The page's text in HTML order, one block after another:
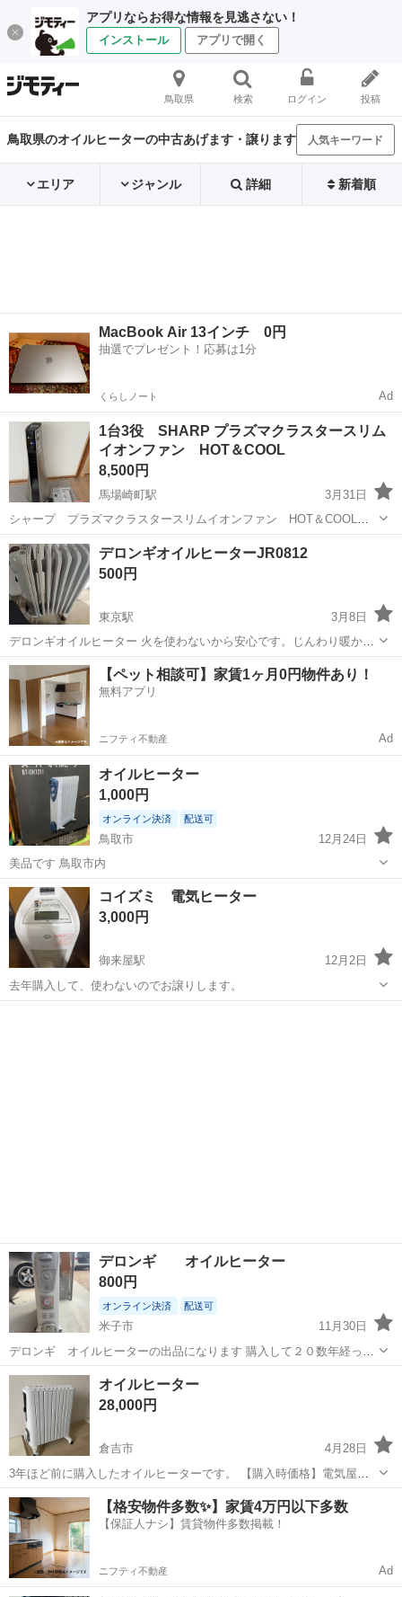
アプリならお得な情報を見逃さない！
インストール アプリで開く
鳥取県 検索 ログイン 投稿
鳥取県のオイルヒーターの中古あげます・譲ります 人気キーワード
エリア ジャンル 詳細 新着順
MacBook Air 13インチ 0円
抽選でプレゼント！応募は1分
くらしノート Ad
1台3役 SHARP プラズマクラスタースリム
イオンファン HOT＆COOL
8,500円
馬場崎町駅
3月31日
シャープ プラズマクラスタースリムイオンファン HOT＆COOL
SHARP シャープ プラズマクラスタースリムイオンファン スリムイ
オンファン HOT＆COOL 【型式】PF-JTH1-N 1台3役! 空気を浄...
鳥取 境港市 馬場崎町駅 季節、空調家電
デロンギオイルヒーターJR0812
500円
東京駅
3月8日
デロンギオイルヒーター 火を使わないから安心です。じんわり暖かく
なります。 取りに来ていただける方よろしくお願いいたします 一回し
か使用してません。
鳥取 倉吉市 東京駅 季節、空調家電 デロンギ
【ペット相談可】家賃1ヶ月0円物件あり！
無料アプリ
ニフティ不動産 Ad
オイルヒーター
1,000円
オンライン決済 配送可
鳥取市
12月24日
美品です 鳥取市内
鳥取 鳥取市 季節、空調家電 象印
コイズミ 電気ヒーター
3,000円
御来屋駅
12月2日
去年購入して、使わないのでお譲りします。
デロンギ オイルヒーター
800円
オンライン決済 配送可
米子市
11月30日
デロンギ オイルヒーターの出品になります 購入して２０数年経って
ますが、ほぼ未使用ですので状態は良好です。 黄ばみがありますが、
カバーもセットです これからの季節に如何でしょうか？
鳥取 米子市 季節、空調家電
オイルヒーター
28,000円
倉吉市
4月28日
3年ほど前に購入したオイルヒーターです。 【購入時価格】電気屋さ
んで約五万円ぐらい 【サイズ】縦：68cm、横：51cm、奥行き：
16cm （大体です） 【傷などの状態】とくに目立った傷はありませ
ん。 【アピールポイント】状...
鳥取 倉吉市 季節、空調家電 状態
【格安物件多数✨】家賃4万円以下多数
【保証人ナシ】賃貸物件多数掲載！
ニフティ不動産 Ad